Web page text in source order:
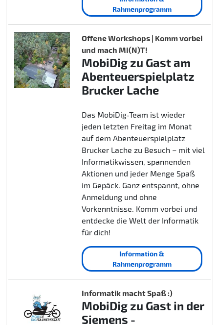
Rahmenprogramm
Offene Workshops | Komm vorbei
und mach MI(N)T!
MobiDig zu Gast am
Abenteuerspielplatz
Brucker Lache
Das MobiDig‑Team ist wieder
jeden letzten Freitag im Monat
auf dem Abenteuerspielplatz
Brucker Lache zu Besuch – mit viel
Informatikwissen, spannenden
Aktionen und jeder Menge Spaß
im Gepäck. Ganz entspannt, ohne
Anmeldung und ohne
Vorkenntnisse. Komm vorbei und
entdecke die Welt der Informatik
für dich!
Information &
Rahmenprogramm
Informatik macht Spaß :)
MobiDig zu Gast in der
Siemens -